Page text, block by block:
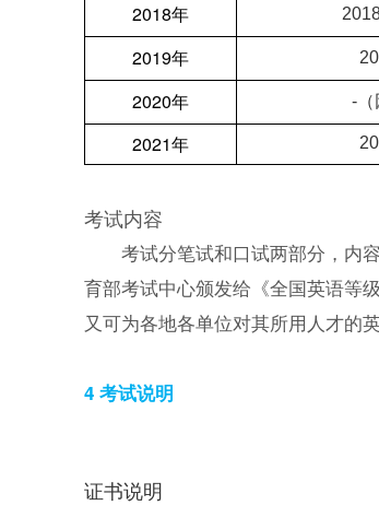
2018年
2019年
2020年 -（
2021年
考试内容
考试分笔试和口试两部分，内
育部考试中心颁发给《全国英语等
又可为各地各单位对其所用人才的
4 考试说明
证书说明